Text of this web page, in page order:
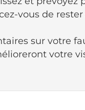
vous de
sur votre
votre